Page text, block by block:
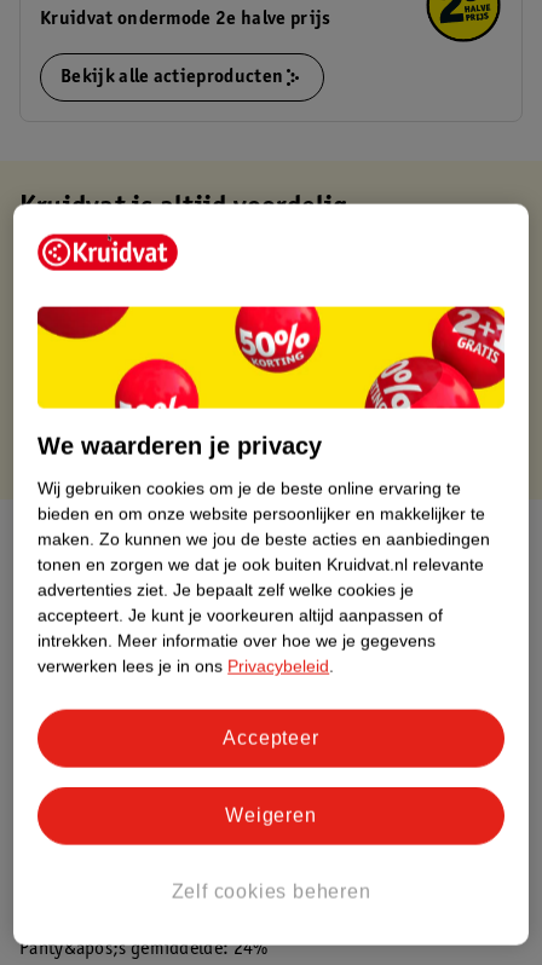
Kruidvat ondermode 2e halve prijs
Bekijk alle actieproducten
Kruidvat is altijd voordelig
Gratis ophalen in de winkel
Gratis thuisbezorgd vanaf 50.00
Gratis retourneren binnen 30 dagen
Gratis punten met je Kruidvat kaart
Over dit product
Productinformatie
Etiketinformatie
Nature Impact Score
Rood (-) = hoge impact op het milieu.
Groen (+) = lage impact op het milieu.
Gebaseerd op wereldwijde
Panty&apos;s gemiddelde: 24%
We waarderen je privacy
Wij gebruiken cookies om je de beste online ervaring te
bieden en om onze website persoonlijker en makkelijker te
maken. Zo kunnen we jou de beste acties en aanbiedingen
tonen en zorgen we dat je ook buiten Kruidvat.nl relevante
advertenties ziet. Je bepaalt zelf welke cookies je
accepteert. Je kunt je voorkeuren altijd aanpassen of
intrekken. Meer informatie over hoe we je gegevens
verwerken lees je in ons Privacybeleid.
Zelf cookies beheren
Weigeren
Accepteer